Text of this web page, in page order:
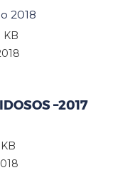
2018
KB
–2017